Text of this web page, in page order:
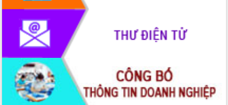
phát triển mới
Thường trực HĐND tỉnh Đắk Lắk gặp
mặt Đoàn chuyên gia y tế TP. Hồ Chí
Lễ truy điệu và an táng hài cốt liệt sĩ
tại Nghĩa trang Liệt sĩ xã Sơn Hòa
Bàn giải pháp tháo gỡ khó khăn trong
xuất khẩu sầu riêng và triển khai quy
định EUDR